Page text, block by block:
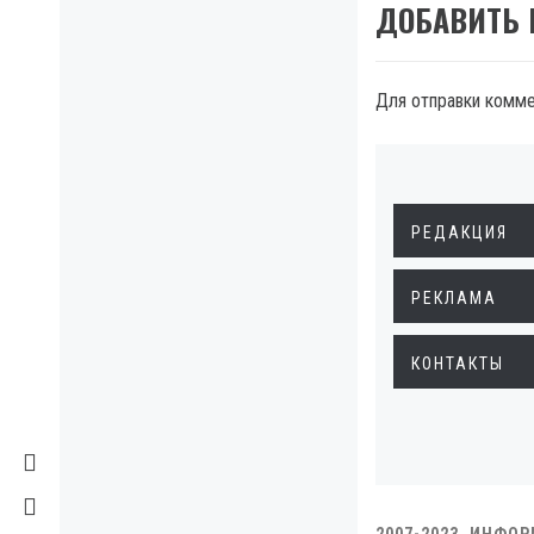
ДОБАВИТЬ
Для отправки
РЕДАКЦИЯ
РЕКЛАМА
КОНТАКТЫ